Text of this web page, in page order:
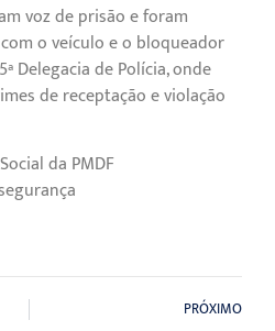
voz de prisão e foram
o veículo e o bloqueador
Delegacia de Polícia, onde
de receptação e violação
da PMDF
PRÓXIMO